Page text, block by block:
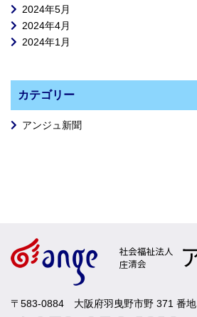
2024年5月
2024年4月
2024年1月
カテゴリー
アンジュ新聞
〒583-0884 大阪府羽曳野市野 371 番地